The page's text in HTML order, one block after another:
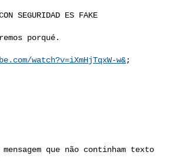
SEGURIDAD ES FAKE
porqué.
watch?v=iXmHjTqxW-w&;
que não continham texto